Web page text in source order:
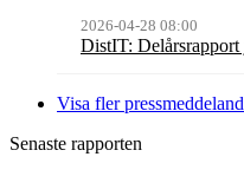
2026-04-28 08:00
DistIT: Delårsrapport
Visa fler
Senaste rapporten